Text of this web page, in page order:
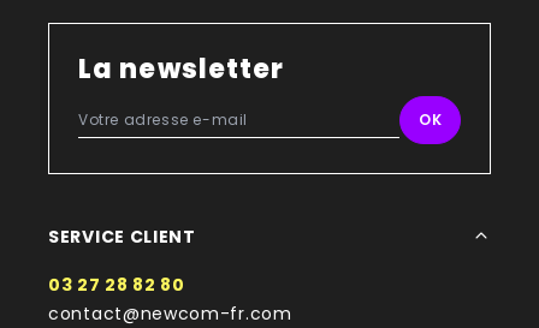
La newsletter
SERVICE CLIENT
03 27 28 82 80
contact@newcom-fr.com